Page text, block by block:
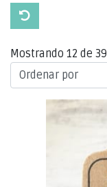
Mostrando 12 de 39